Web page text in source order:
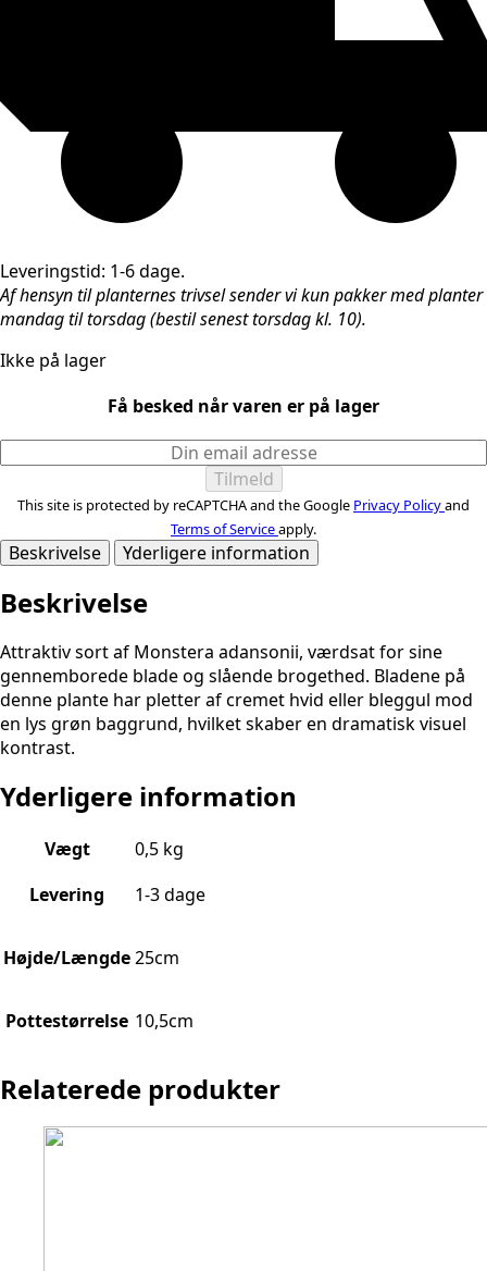
Leveringstid: 1-6 dage.
Af hensyn til planternes trivsel sender vi kun pakker med planter
mandag til torsdag (bestil senest torsdag kl. 10).
Ikke på lager
Få besked når varen er på lager
This site is protected by reCAPTCHA and the Google Privacy Policyand
Terms of Serviceapply.
Beskrivelse Yderligere information
Beskrivelse
Attraktiv sort af Monstera adansonii, værdsat for sine
gennemborede blade og slående brogethed. Bladene på
denne plante har pletter af cremet hvid eller bleggul mod
en lys grøn baggrund, hvilket skaber en dramatisk visuel
kontrast.
Yderligere information
Vægt
0,5 kg
Levering
1-3 dage
Højde/Længde25cm
Pottestørrelse 10,5cm
Relaterede produkter